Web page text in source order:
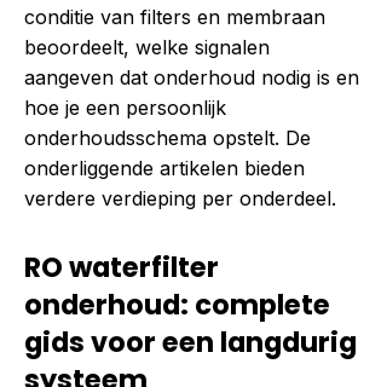
conditie van filters en membraan
beoordeelt, welke signalen
aangeven dat onderhoud nodig is en
hoe je een persoonlijk
onderhoudsschema opstelt. De
onderliggende artikelen bieden
verdere verdieping per onderdeel.
RO waterfilter
onderhoud: complete
gids voor een langdurig